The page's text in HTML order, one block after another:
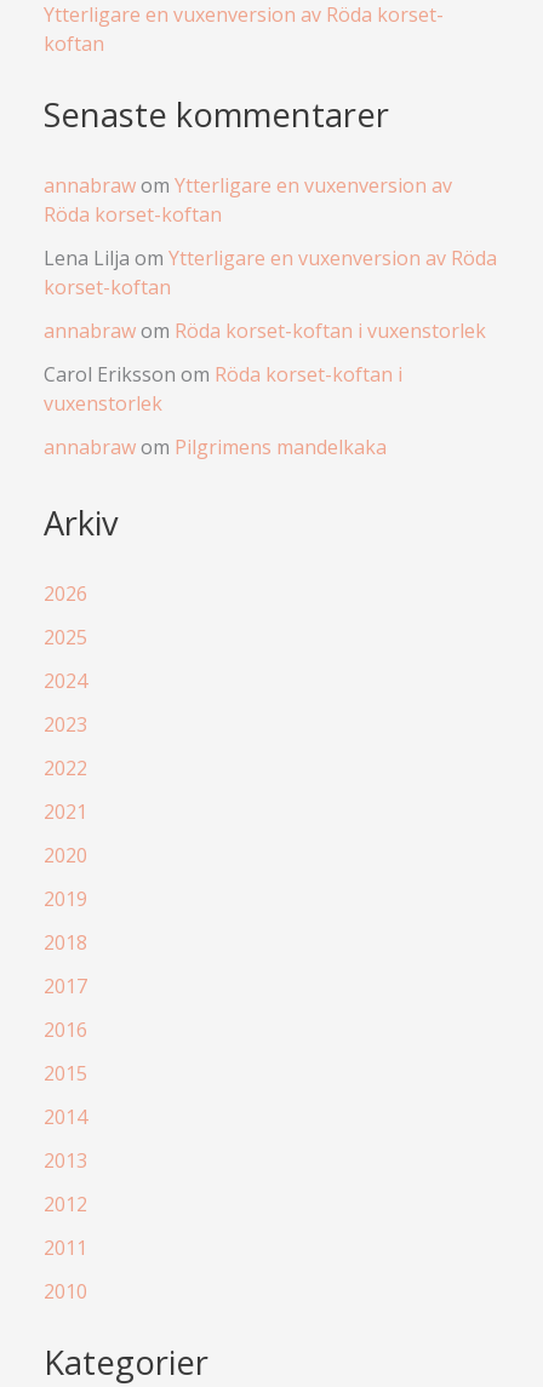
Ytterligare en vuxenversion av Röda korset-
koftan
Senaste kommentarer
annabrawom Ytterligare en vuxenversion av
Röda korset-koftan
Lena Lilja om Ytterligare en vuxenversion av Röda
korset-koftan
annabrawom Röda korset-koftan i vuxenstorlek
Carol Eriksson om Röda korset-koftan i
vuxenstorlek
annabrawom Pilgrimens mandelkaka
Arkiv
2026
2025
2024
2023
2022
2021
2020
2019
2018
2017
2016
2015
2014
2013
2012
2011
2010
Kategorier